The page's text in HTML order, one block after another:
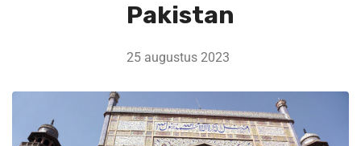
Pakistan
25 augustus 2023